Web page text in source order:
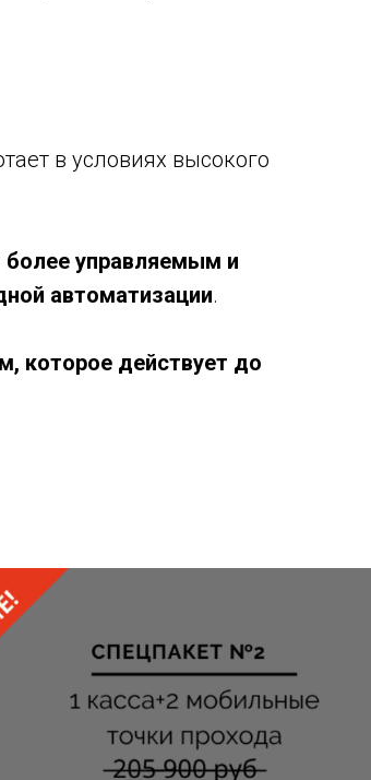
в условиях высокого
более управляемым и
автоматизации.
которое действует до